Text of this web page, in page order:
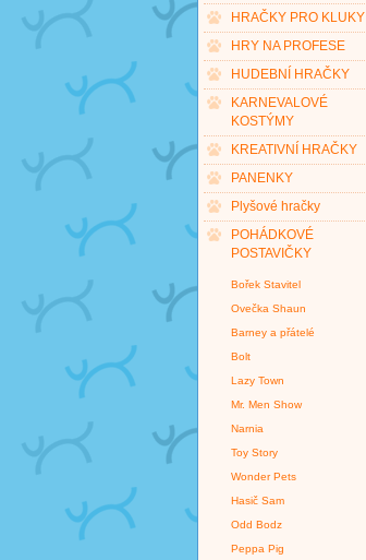
HRAČKY PRO KLUKY
HRY NA PROFESE
HUDEBNÍ HRAČKY
KARNEVALOVÉ
KOSTÝMY
KREATIVNÍ HRAČKY
PANENKY
Plyšové hračky
POHÁDKOVÉ
POSTAVIČKY
Bořek Stavitel
Ovečka Shaun
Barney a přátelé
Bolt
Lazy Town
Mr. Men Show
Narnia
Toy Story
Wonder Pets
Hasič Sam
Odd Bodz
Peppa Pig